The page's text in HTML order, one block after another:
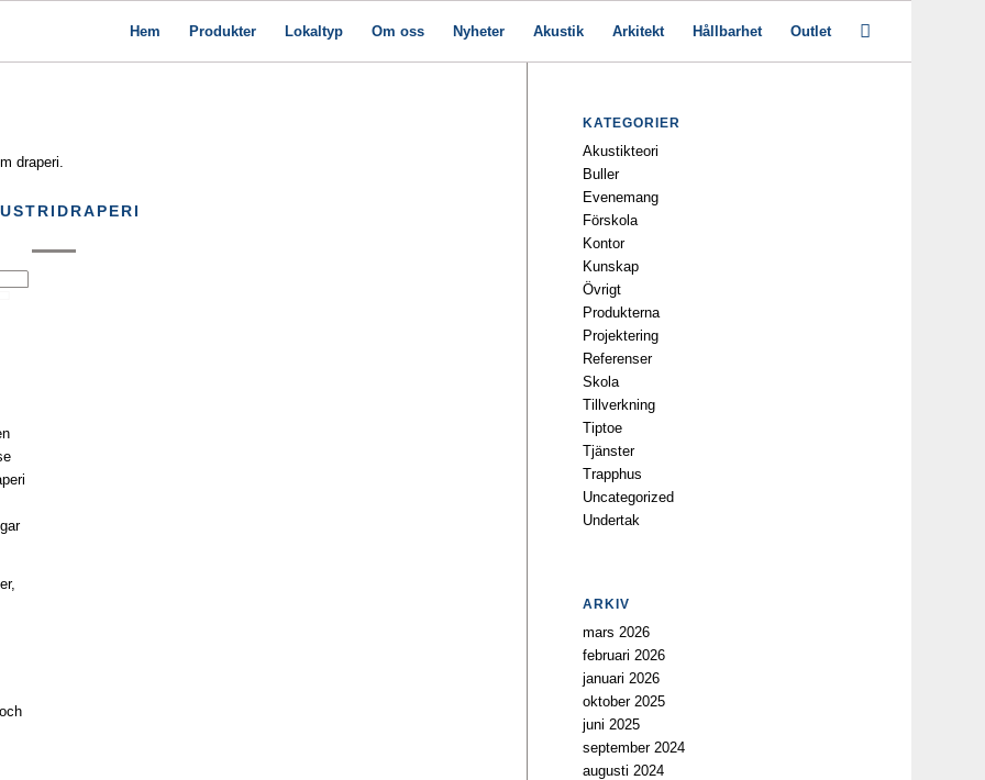
Hem Produkter Lokaltyp Om oss Nyheter Akustik Arkitekt Hållbarhet Outlet
draperi.
KATEGORIER
Akustikteori
Buller
Evenemang
Förskola
Kontor
Kunskap
Övrigt
Produkterna
Projektering
Referenser
Skola
Tillverkning
Tiptoe
Tjänster
Trapphus
Uncategorized
Undertak
ARKIV
mars 2026
februari 2026
januari 2026
oktober 2025
juni 2025
september 2024
augusti 2024